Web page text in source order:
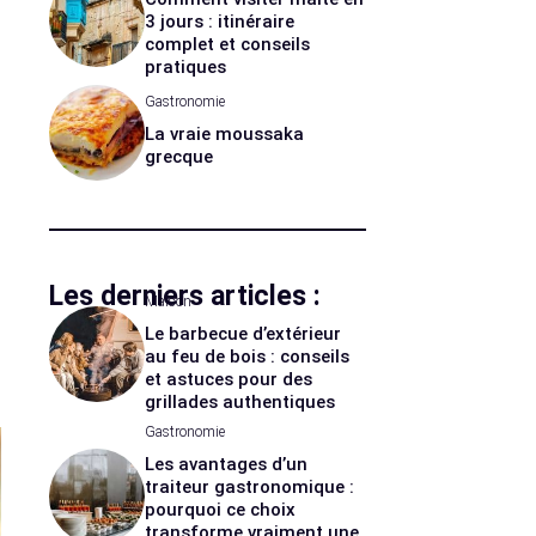
3 jours : itinéraire
complet et conseils
pratiques
Gastronomie
La vraie moussaka
grecque
Les derniers articles :
Maison
Le barbecue d’extérieur
au feu de bois : conseils
et astuces pour des
grillades authentiques
Gastronomie
Les avantages d’un
traiteur gastronomique :
pourquoi ce choix